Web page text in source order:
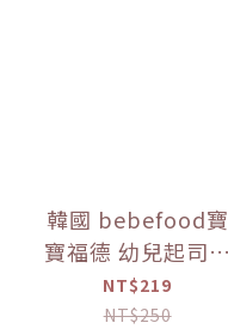
韓國 bebefood寶
寶福德 幼兒起司優
格豆豆 原味/蘋果
(16g) 【優惠限定】
NT$219
NT$250